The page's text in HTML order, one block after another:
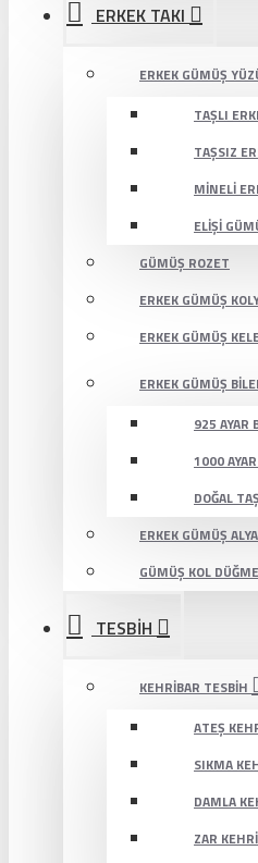
ERKEK TAKI
ERKEK GÜMÜŞ
TAŞLI
TAŞSIZ
MINELI
ELIŞI
GÜMÜŞ ROZET
ERKEK GÜMÜŞ
ERKEK GÜMÜŞ
ERKEK GÜMÜŞ
925 AYAR
1000
DOĞAL
ERKEK GÜMÜŞ
GÜMÜŞ KOL
TESBİH
KEHRIBAR TESBIH
ATEŞ
SIKMA
DAMLA
ZAR